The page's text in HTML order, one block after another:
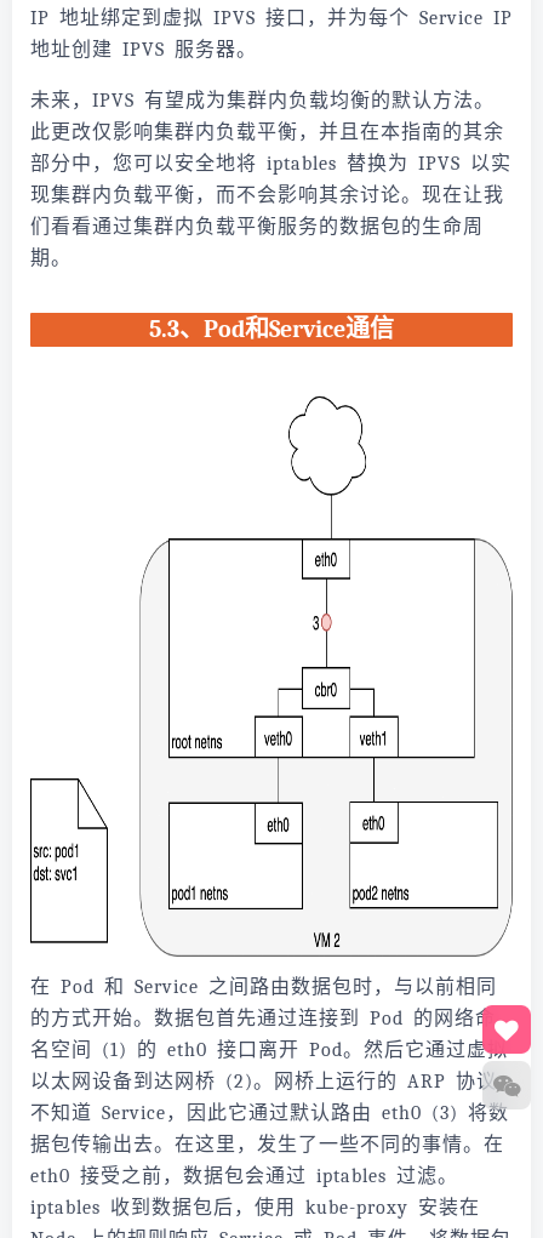
IP 地址绑定到虚拟 IPVS 接口，并为每个 Service IP
地址创建 IPVS 服务器。
未来，IPVS 有望成为集群内负载均衡的默认方法。
此更改仅影响集群内负载平衡，并且在本指南的其余
部分中，您可以安全地将 iptables 替换为 IPVS 以实
现集群内负载平衡，而不会影响其余讨论。现在让我
们看看通过集群内负载平衡服务的数据包的生命周
期。
5.3、Pod和Service通信
在 Pod 和 Service 之间路由数据包时，与以前相同
的方式开始。数据包首先通过连接到 Pod 的网络命
名空间 (1) 的 eth0 接口离开 Pod。然后它通过虚拟
以太网设备到达网桥 (2)。网桥上运行的 ARP 协议
不知道 Service，因此它通过默认路由 eth0 (3) 将数
据包传输出去。在这里，发生了一些不同的事情。在
eth0 接受之前，数据包会通过 iptables 过滤。
iptables 收到数据包后，使用 kube-proxy 安装在